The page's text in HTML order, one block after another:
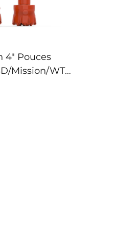
4" Pouces
Mission/WT